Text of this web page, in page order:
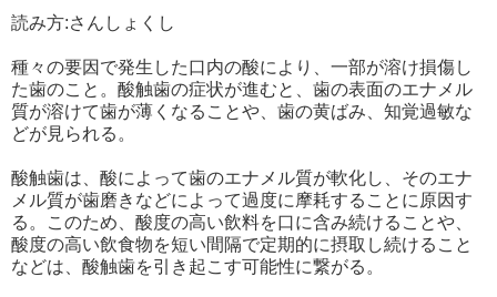
読み方:さんしょくし
種々の要因で発生した口内の酸により、一部が溶け損傷し
た歯のこと。酸触歯の症状が進むと、歯の表面のエナメル
質が溶けて歯が薄くなることや、歯の黄ばみ、知覚過敏な
どが見られる。
酸触歯は、酸によって歯のエナメル質が軟化し、そのエナ
メル質が歯磨きなどによって過度に摩耗することに原因す
る。このため、酸度の高い飲料を口に含み続けることや、
酸度の高い飲食物を短い間隔で定期的に摂取し続けること
などは、酸触歯を引き起こす可能性に繋がる。